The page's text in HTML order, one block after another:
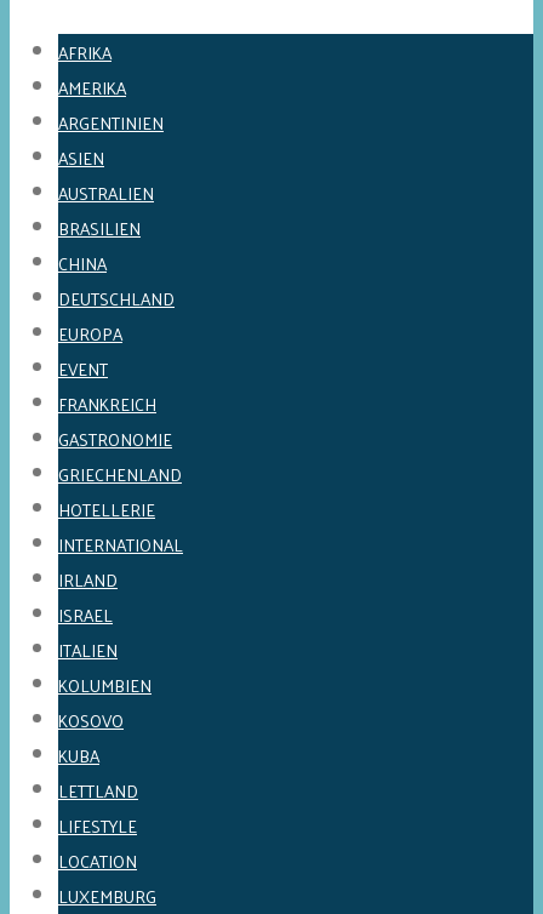
AFRIKA
AMERIKA
ARGENTINIEN
ASIEN
AUSTRALIEN
BRASILIEN
CHINA
DEUTSCHLAND
EUROPA
EVENT
FRANKREICH
GASTRONOMIE
GRIECHENLAND
HOTELLERIE
INTERNATIONAL
IRLAND
ISRAEL
ITALIEN
KOLUMBIEN
KOSOVO
KUBA
LETTLAND
LIFESTYLE
LOCATION
LUXEMBURG